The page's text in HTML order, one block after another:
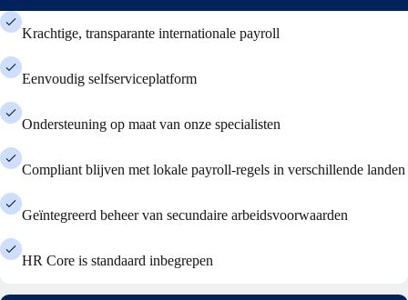
Krachtige, transparante internationale payroll
Eenvoudig selfserviceplatform
Ondersteuning op maat van onze specialisten
Compliant blijven met lokale payroll-regels in verschillende landen
Geïntegreerd beheer van secundaire arbeidsvoorwaarden
HR Core is standaard inbegrepen